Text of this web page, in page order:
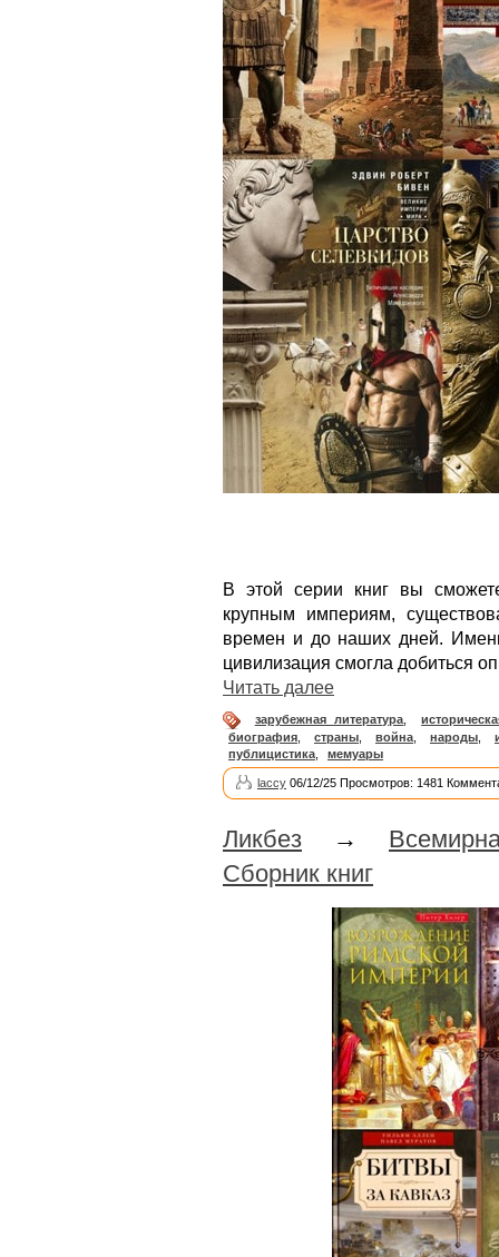
В этой серии книг вы
крупным империям,
времен и до наших дней.
цивилизация смогла добиться
Читать далее
зарубежная литература
биография
страны война народы
публицистика
мемуары
laccy 06/12/25 Просмотров: 1481
Ликбез →
Сборник книг